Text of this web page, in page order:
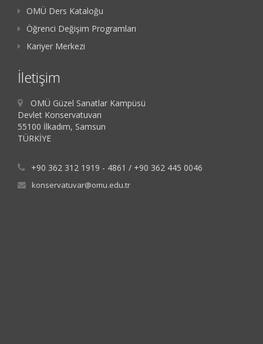
OMÜ Ders Kataloğu
Öğrenci Değişim Programları
Kariyer Merkezi
İletişim
OMÜ Güzel Sanatlar Kampüsü
Devlet Konservatuvarı
55100 İlkadım, Samsun
TÜRKİYE
+90 362 312 1919 - 4861 / +90 362 445 0046
konservatuvar@omu.edu.tr